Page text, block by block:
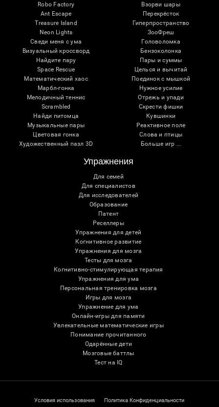
Robo Factory
Ant Escape
Treasure Island
Neon Lights
Сведи меня с ума
Визуальный кроссворд
Найдите пару
Space Rescue
Математический хаос
Марбл-гонка
Мелодичный теннис
Scrambled
Найди питомца
Музыкальные пары
Цветовая гонка
Художественный пазл 3D
Взорви шары
Перекрёсток
Гиперпространство
ЗооФреш
Головоломка
Бензоколонка
Пары и суммы
Целься и вычитай
Поединок с мышкой
Нужное усилие
Отрежь и упади
Скрести фишки
Кувшинки
Реактивное поле
Слова и птицы
Больше игр ...
Упражнения
Для семей
Для специалистов
Для исследователей
Образование
Патент
Реселлеры
Упражнения для детей
Когнитивное развитие
Упражнения для мозга
Тесты для мозга
Когнитивно-стимулирующая терапия
Упражнения для ума
Персональная тренировка мозга
Игры для мозга
Упражнение для ума
Онлайн-игры для памяти
Увлекательные математические игры
Понимание прочитанного
Одарённые дети
Мозговые баттлы
Тест на IQ
Условия использования Политика Конфиденциальности